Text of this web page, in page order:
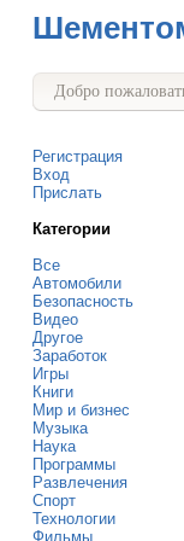
Добро
Регистрация
Вход
Прислать
Категории
Все
Автомобили
Безопасность
Видео
Другое
Заработок
Игры
Книги
Мир и бизнес
Музыка
Наука
Программы
Развлечения
Спорт
Технологии
Фильмы